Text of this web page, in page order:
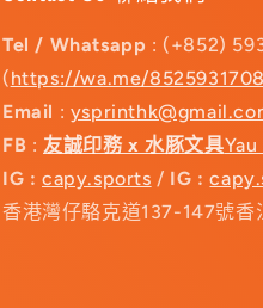
Tel / Whatsapp : (+852)
(https://wa.me/
Email :
FB :友誠印務 x 水豚文具
IG : capy.sports / IG :
香港灣仔駱克道137-147號